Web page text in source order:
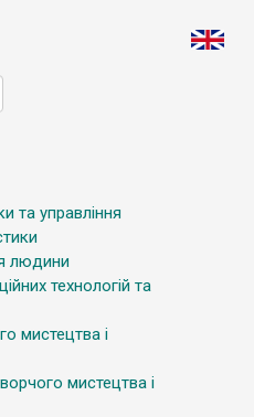
та управління
людини
технологій та
мистецтва і
мистецтва і